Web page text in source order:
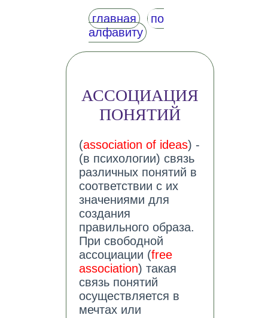
главная
по
алфавиту
АССОЦИАЦИЯ
ПОНЯТИЙ
(association of ideas) -
(в психологии) связь
различных понятий в
соответствии с их
значениями для
создания
правильного образа.
При свободной
ассоциации (free
association) такая
связь понятий
осуществляется в
мечтах или